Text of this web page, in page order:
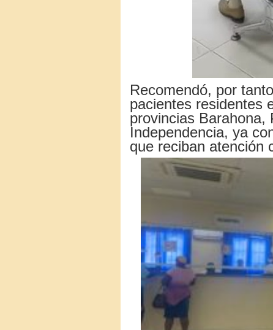
Recomendó, por
pacientes residentes
provincias Barahona,
Independencia, ya
que reciban atención